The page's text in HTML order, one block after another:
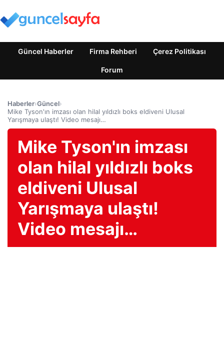
Güncel Haberler Firma Rehberi Çerez Politikası
Forum
Haberler›Güncel›
Mike Tyson'ın imzası olan hilal yıldızlı boks eldiveni Ulusal
Yarışmaya ulaştı! Video mesajı…
Mike Tyson'ın imzası
olan hilal yıldızlı boks
eldiveni Ulusal
Yarışmaya ulaştı!
Video mesajı…